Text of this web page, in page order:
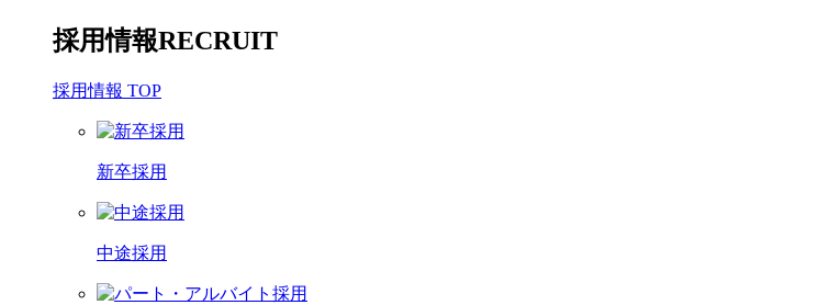
採用情報RECRUIT
採用情報 TOP
新卒採用
中途採用